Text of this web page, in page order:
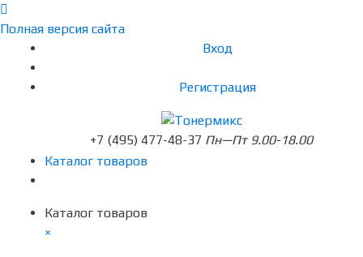
Полная версия сайта
Вход
Регистрация
+7 (495) 477-48-37 Пн—Пт 9.00-18.00
Каталог товаров
Каталог товаров
×